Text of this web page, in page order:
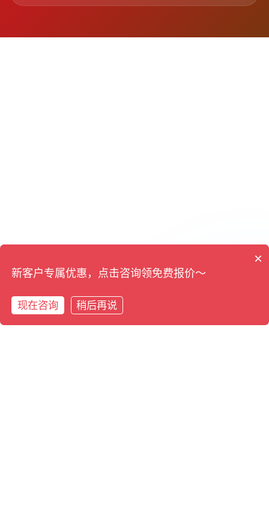
拨打电话 预约专家评估
×
新客户专属优惠，点击咨询领免费报价～
现在咨询 稍后再说
在线咨询